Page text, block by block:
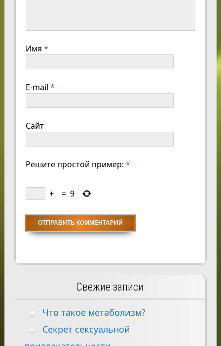
Имя *
E-mail *
Сайт
Решите простой пример: *
+ = 9
Свежие записи
Что такое метаболизм?
Секрет сексуальной